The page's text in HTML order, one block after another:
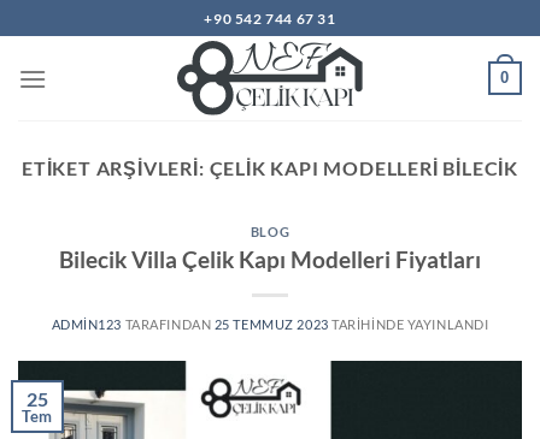
atla
+90 542 744 67 31
0
ETIKET ARŞIVLERI: ÇELIK KAPI MODELLERI BILECIK
BLOG
Bilecik Villa Çelik Kapı Modelleri Fiyatları
ADMIN123 TARAFINDAN 25 TEMMUZ 2023 TARIHINDE YAYINLANDI
25
Tem